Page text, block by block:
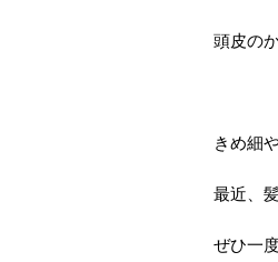
頭皮の
きめ細
最近、
ぜひ一度